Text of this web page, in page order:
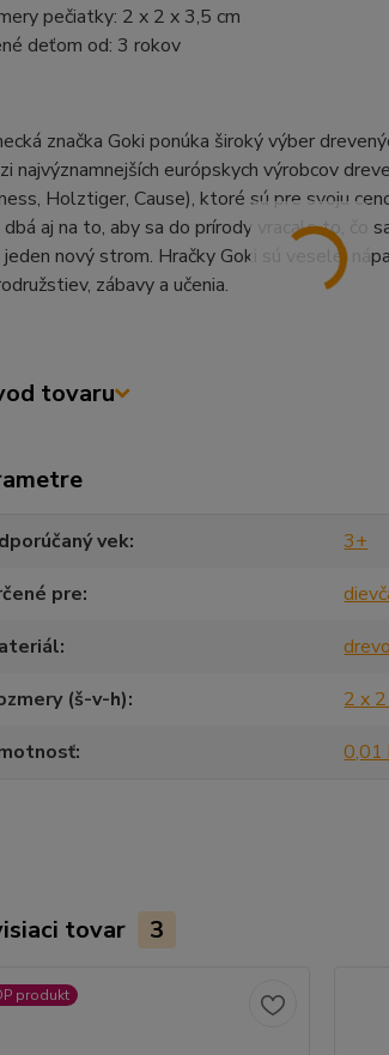
pečiatky: 2 x 2 x 3,5 cm
deťom od: 3 rokov
značka Goki ponúka široký výber
najvýznamnejších európskych výrobcov
Holztiger, Cause), ktoré sú pre svoju
dbá aj na to, aby sa do prírody vracalo to, čo
jeden nový strom. Hračky Goki sú veselé,
zábavy a učenia.
tovaru
vek
3+
pre
(š-v-h)
2 x
0,01
tovar 3
produkt